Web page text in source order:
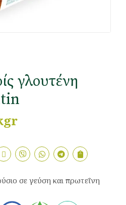
γλουτένη
σε γεύση και πρωτεΐνη